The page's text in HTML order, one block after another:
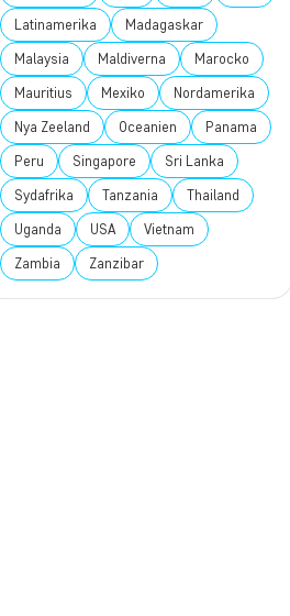
Latinamerika Madagaskar
Malaysia Maldiverna Marocko
Mauritius Mexiko Nordamerika
Nya Zeeland Oceanien Panama
Peru Singapore Sri Lanka
Sydafrika Tanzania Thailand
Uganda USA Vietnam
Zambia Zanzibar